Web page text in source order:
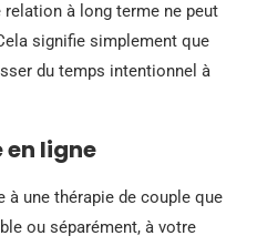
à long terme ne peut
signifie simplement que
du temps intentionnel à
en ligne
à une thérapie de couple que
ou séparément, à votre